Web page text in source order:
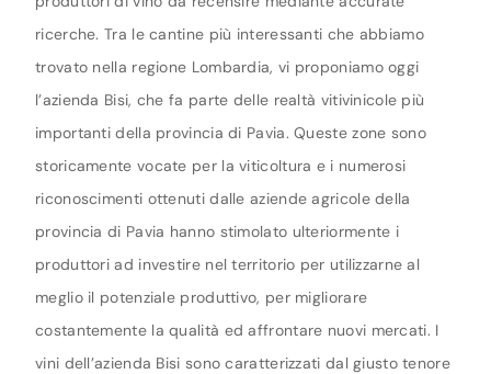
ricerche. Tra le cantine più interessanti che abbiamo
trovato nella regione Lombardia, vi proponiamo oggi
l’azienda Bisi, che fa parte delle realtà vitivinicole più
importanti della provincia di Pavia. Queste zone sono
storicamente vocate per la viticoltura e i numerosi
riconoscimenti ottenuti dalle aziende agricole della
provincia di Pavia hanno stimolato ulteriormente i
produttori ad investire nel territorio per utilizzarne al
meglio il potenziale produttivo, per migliorare
costantemente la qualità ed affrontare nuovi mercati. I
vini dell’azienda Bisi sono caratterizzati dal giusto tenore